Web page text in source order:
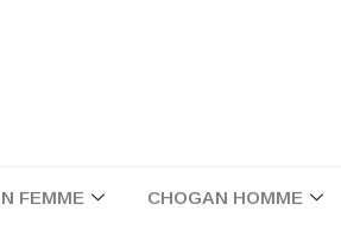
FEMME CHOGAN HOMME